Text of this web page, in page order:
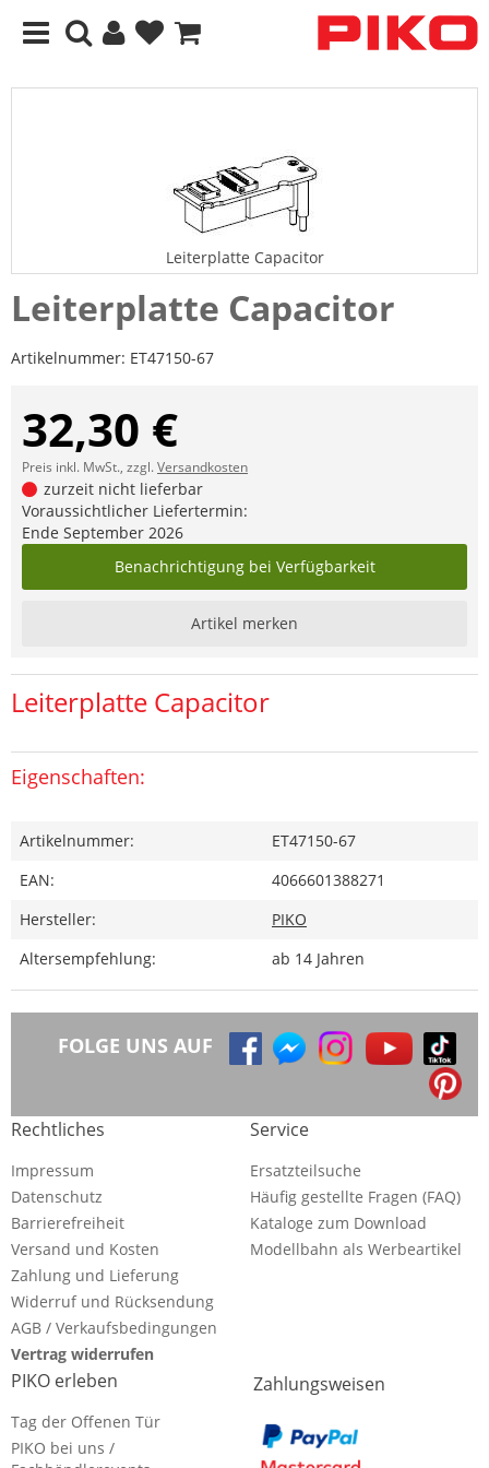
Leiterplatte Capacitor
Leiterplatte Capacitor
Artikelnummer: ET47150-67
32,30 €
Preis inkl. MwSt., zzgl.Versandkosten
zurzeit nicht lieferbar
Voraussichtlicher Liefertermin:
Ende September 2026
Benachrichtigung bei Verfügbarkeit
Artikel merken
Leiterplatte Capacitor
Eigenschaften:
Artikelnummer:
ET47150-67
EAN:
4066601388271
Hersteller:
PIKO
Altersempfehlung:
ab 14 Jahren
FOLGE UNS AUF
Rechtliches
Impressum
Datenschutz
Barrierefreiheit
Versand und Kosten
Zahlung und Lieferung
Widerruf und Rücksendung
AGB / Verkaufsbedingungen
Vertrag widerrufen
Service
Ersatzteilsuche
Häufig gestellte Fragen (FAQ)
Kataloge zum Download
Modellbahn als Werbeartikel
PIKO erleben
Tag der Offenen Tür
PIKO bei uns /
Zahlungsweisen